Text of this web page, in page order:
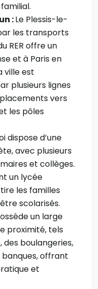
:Le Plessis-le-
les transports
RER offre un
et à Paris en
ville est
plusieurs lignes
vers
les pôles
dispose d’une
avec plusieurs
et collèges.
un lycée
les familles
scolarisés.
un large
proximité, tels
des boulangeries,
offrant
et